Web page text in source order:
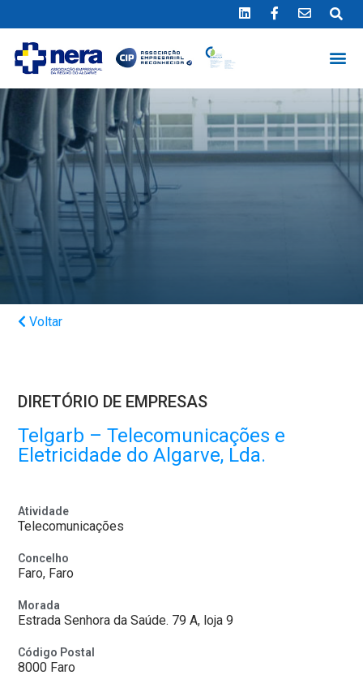
Voltar
DIRETÓRIO DE EMPRESAS
Telgarb – Telecomunicações e
Eletricidade do Algarve, Lda.
Atividade
Telecomunicações
Concelho
Faro, Faro
Morada
Estrada Senhora da Saúde. 79 A, loja 9
Código Postal
8000 Faro